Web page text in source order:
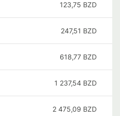
123,75 BZD
247,51 BZD
618,77 BZD
1 237,54 BZD
2 475,09 BZD